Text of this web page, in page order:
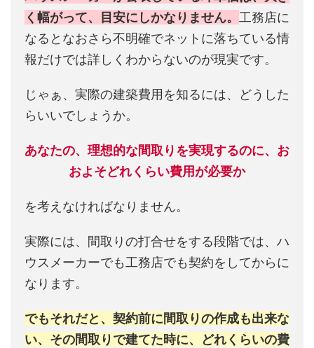
く幅がって、目安にしかなりません。 工務店に
なるとなおさら不明確でネットに落ちている情
報だけでは詳しくわからないのが現実です。
じゃぁ、実際の建築費用を知るには、どうした
らいいでしょうか。
あなたの、理想的な間取りを実現するのに、お
およそどれくらい費用が必要か
を考えなければなりません。
実際には、間取りの打合せをする段階では、ハ
ウスメーカーでも工務店でも契約をしてからに
なります。
でもそれだと、契約前に間取りの作成も出来な
い、その間取りで建てた時に、どれくらいの費